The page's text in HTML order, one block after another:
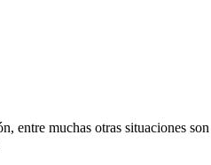
entre muchas otras situaciones